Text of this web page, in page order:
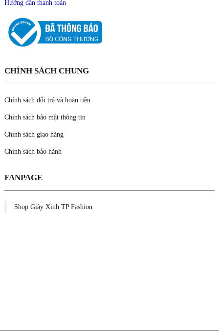
Hướng dẫn thanh toán
CHÍNH SÁCH CHUNG
Chính sách đổi trả và hoàn tiền
Chính sách bảo mật thông tin
Chính sách giao hàng
Chính sách bảo hành
FANPAGE
Shop Giày Xinh TP Fashion